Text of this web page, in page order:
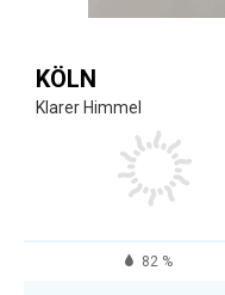
KÖLN
Klarer Himmel
82 %